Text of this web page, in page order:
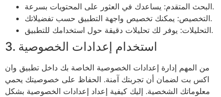
البحث المتقدم: يساعدك في العثور على المحتويات بسرعة.
التخصيص: يمكنك تخصيص واجهة التطبيق حسب تفضيلاتك.
التحليلات: يوفر لك تحليلات دقيقة حول استخدامك للتطبيق.
3. استخدام إعدادات الخصوصية
من المهم إدارة إعدادات الخصوصية الخاصة بك داخل تطبيق وان
اكس بت لضمان أن تجربتك آمنة. الحفاظ على خصوصيتك يحمي
معلوماتك الشخصية. إليك كيفية إعداد إعدادات الخصوصية بشكل